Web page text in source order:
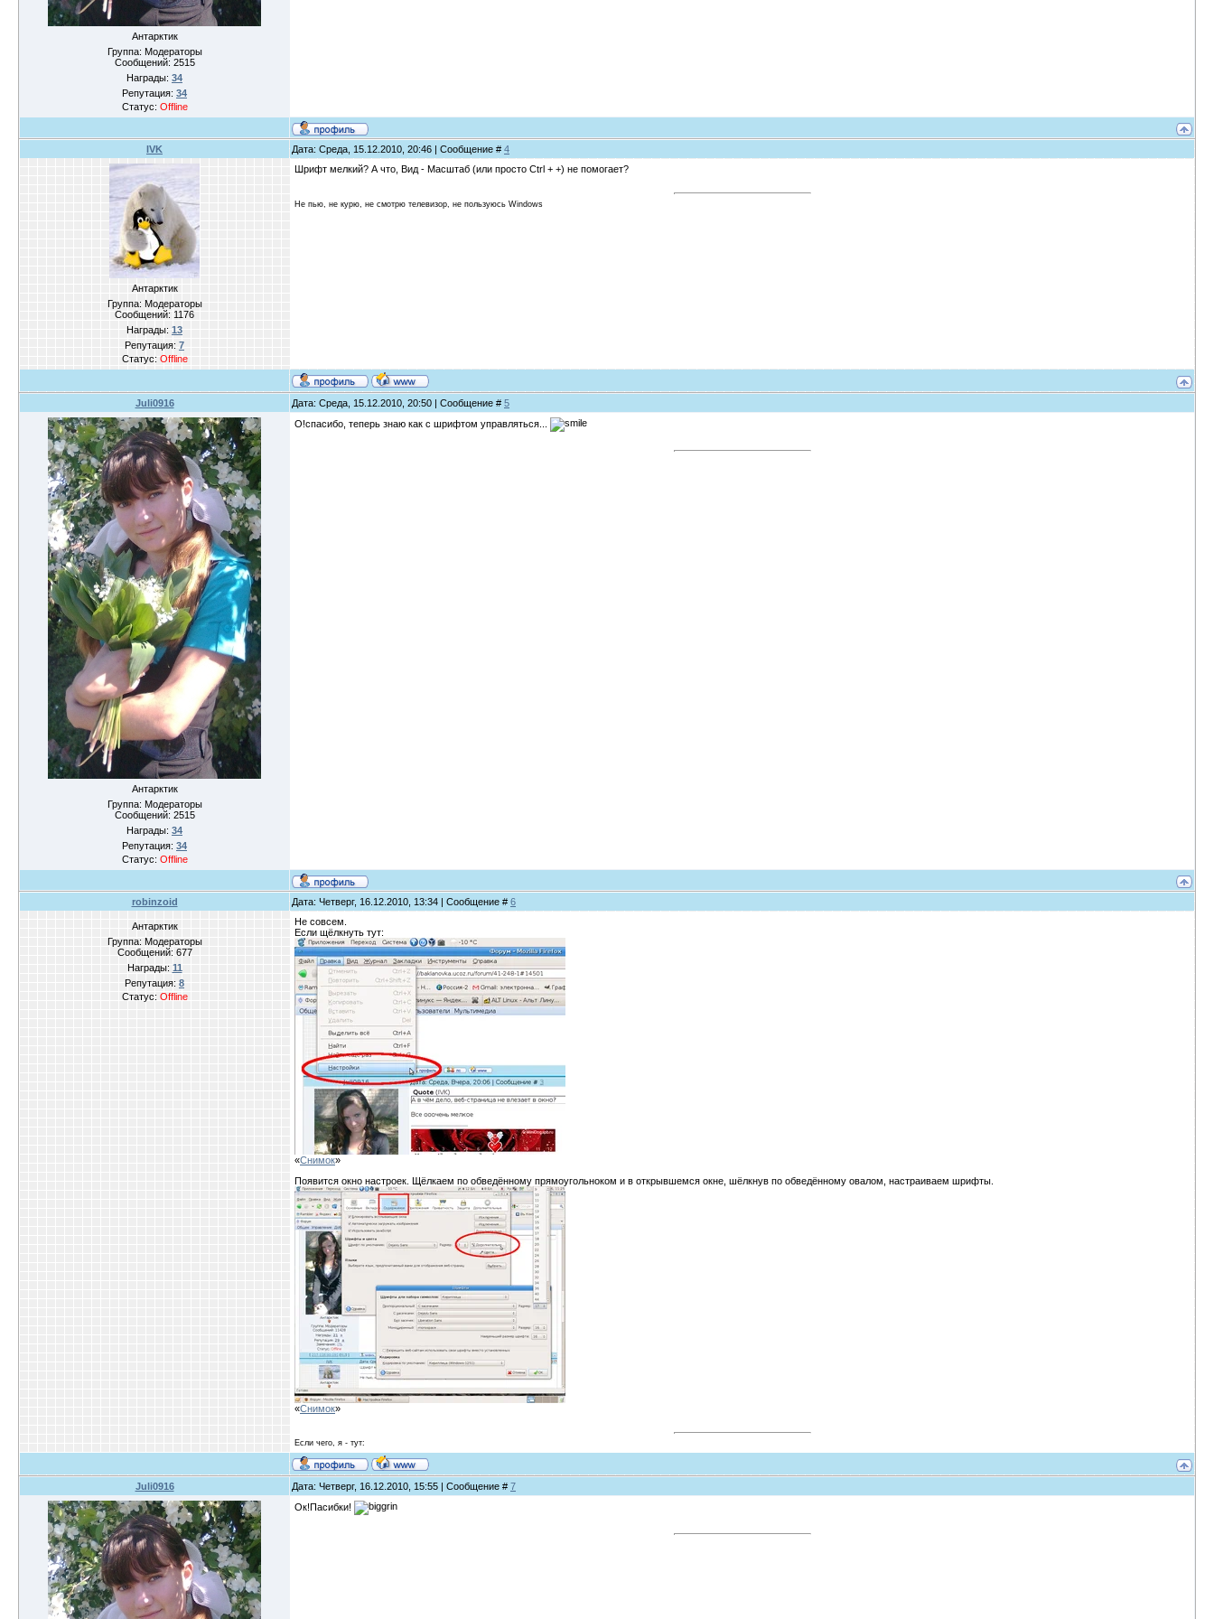
Антарктик
Группа: Модераторы
Сообщений: 2515
Награды: 34
Репутация: 34
Статус: Offline
IVK Дата: Среда, 15.12.2010, 20:46 | Сообщение # 4
Антарктик
Группа: Модераторы
Сообщений: 1176
Награды: 13
Репутация: 7
Статус: Offline
Шрифт мелкий? А что, Вид - Масштаб (или просто Ctrl + +) не помогает?
Не пью, не курю, не смотрю телевизор, не пользуюсь Windows
Juli0916 Дата: Среда, 15.12.2010, 20:50 | Сообщение # 5
Антарктик
Группа: Модераторы
Сообщений: 2515
Награды: 34
Репутация: 34
Статус: Offline
О!спасибо, теперь знаю как с шрифтом управляться...
robinzoid Дата: Четверг, 16.12.2010, 13:34 | Сообщение # 6
Антарктик
Группа: Модераторы
Сообщений: 677
Награды: 11
Репутация: 8
Статус: Offline
Не совсем.
Если щёлкнуть тут:
«Снимок»
Появится окно настроек. Щёлкаем по обведённому прямоугольноком и в открывшемся окне, шёлкнув по обведённому овалом, настраиваем шрифты.
«Снимок»
Если чего, я - тут:
Juli0916 Дата: Четверг, 16.12.2010, 15:55 | Сообщение # 7
Ок!Пасибки!